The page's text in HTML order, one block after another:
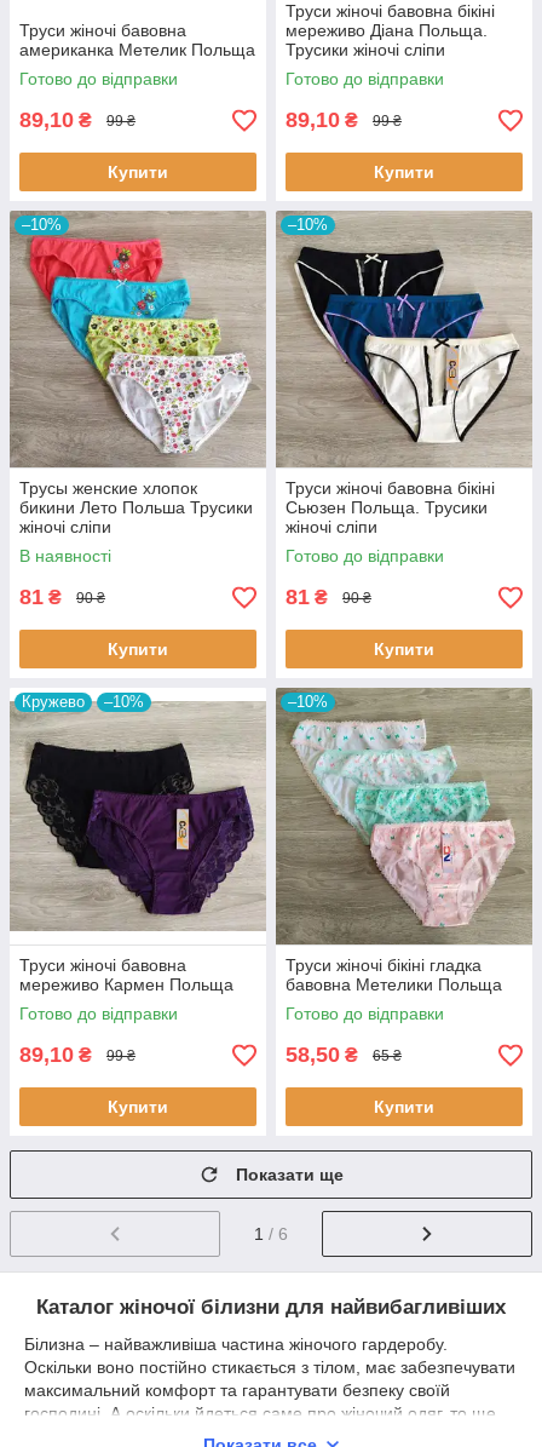
Труси жіночі бавовна
американка Метелик Польща
Готово до відправки
89,10 ₴ 99 ₴
Купити
Труси жіночі бавовна бікіні
мереживо Діана Польща.
Трусики жіночі сліпи
Готово до відправки
89,10 ₴ 99 ₴
Купити
–10%
Трусы женские хлопок
бикини Лето Польша Трусики
жіночі сліпи
В наявності
81 ₴ 90 ₴
Купити
–10%
Труси жіночі бавовна бікіні
Сьюзен Польща. Трусики
жіночі сліпи
Готово до відправки
81 ₴ 90 ₴
Купити
Кружево –10%
Труси жіночі бавовна
мереживо Кармен Польща
Готово до відправки
89,10 ₴ 99 ₴
Купити
–10%
Труси жіночі бікіні гладка
бавовна Метелики Польща
Готово до відправки
58,50 ₴ 65 ₴
Купити
Показати ще
1 / 6
Каталог жіночої білизни для найвибагливіших
Білизна – найважливіша частина жіночого гардеробу.
Оскільки воно постійно стикається з тілом, має забезпечувати
максимальний комфорт та гарантувати безпеку своїй
господині. А оскільки йдеться саме про жіночий одяг, то ще
дуже значущим є й естетичний бік медалі.